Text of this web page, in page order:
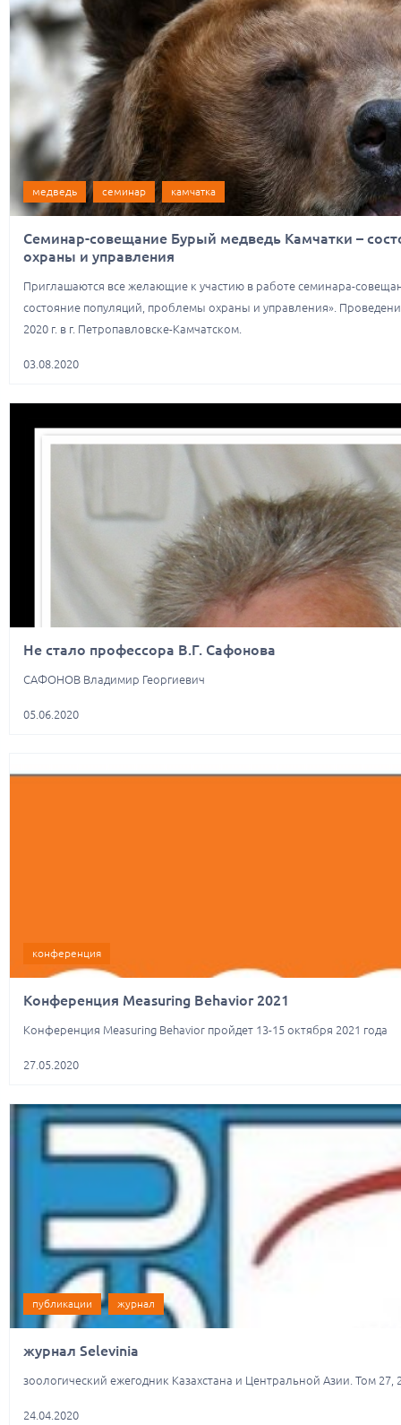
медведь семинар камчатка
Семинар-совещание Бурый медведь Камчатки –
охраны и управления
Приглашаются все желающие к участию в работе семинара-
состояние популяций, проблемы охраны и управления».
2020 г. в г. Петропавловске-Камчатском.
03.08.2020
Не стало профессора В.Г. Сафонова
​САФОНОВ Владимир Георгиевич
05.06.2020
конференция
Конференция Measuring Behavior 2021
Конференция Measuring Behavior пройдет 13-15 октября 2021 года
27.05.2020
публикации журнал
журнал Selevinia
зоологический ежегодник Казахстана и Центральной Азии. Том 27,
24.04.2020